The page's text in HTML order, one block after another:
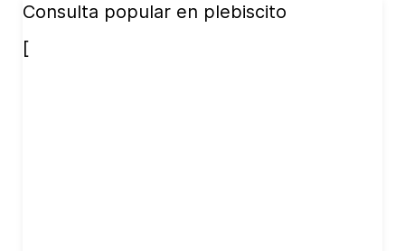
Consulta popular en plebiscito
[